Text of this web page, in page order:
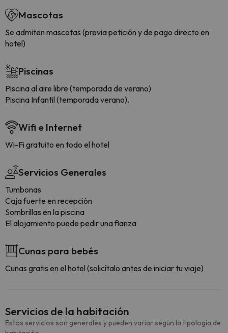
Mascotas
Se admiten mascotas (previa petición y de pago directo en
hotel)
Piscinas
Piscina al aire libre (temporada de verano)
Piscina Infantil (temporada verano).
Wifi e Internet
Wi-Fi gratuito en todo el hotel
Servicios Generales
Tumbonas
Caja fuerte en recepción
Sombrillas en la piscina
El alojamiento puede pedir una fianza
Cunas para bebés
Cunas gratis en el hotel (solicítalo antes de iniciar tu viaje)
Servicios de la habitación
Estos servicios son generales y pueden variar según la tipología de